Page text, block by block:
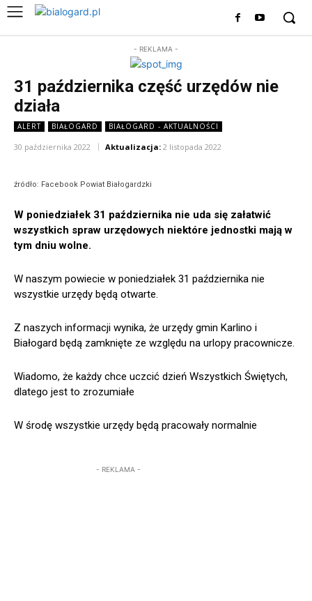
- REKLAMA -
31 października część urzędów nie
działa
ALERT BIAŁOGARD BIAŁOGARD - AKTUALNOŚCI
30 października 2022 Aktualizacja: 2 listopada 2022
źródło: Facebook Powiat Białogardzki
W poniedziałek 31 października nie uda się załatwić
wszystkich spraw urzędowych niektóre jednostki mają w
tym dniu wolne.
W naszym powiecie w poniedziałek 31 października nie
wszystkie urzędy będą otwarte.
Z naszych informacji wynika, że urzędy gmin Karlino i
Białogard będą zamknięte ze względu na urlopy pracownicze.
Wiadomo, że każdy chce uczcić dzień Wszystkich Świętych,
dlatego jest to zrozumiałe
W środę wszystkie urzędy będą pracowały normalnie
- REKLAMA -